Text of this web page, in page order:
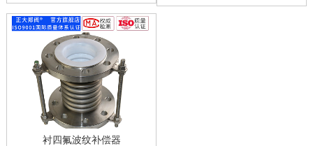
衬四氟波纹补偿器